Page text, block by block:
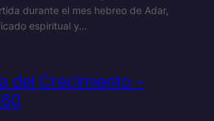
durante el mes hebreo de Adar,
espiritual y…
del Crecimiento –